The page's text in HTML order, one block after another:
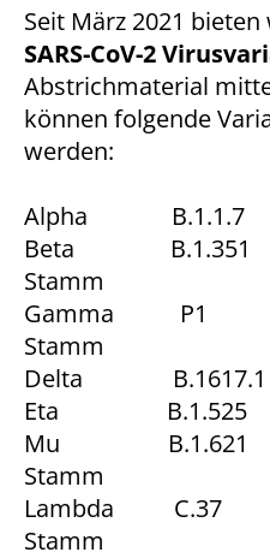
Seit März 2021
SARS-CoV-2
Abstrichmaterial
können folgende
werden:
Alpha B.1.1.7
Beta B.1.351
Stamm
Gamma P1
Stamm
Delta B.1617.1
Eta B.1.525
Mu B.1.621
Stamm
Lambda C.37
Stamm
Zweck:
Einverständnis-
Cookie Laufzeit:
1 Jahr
STATISTIK
Diese Informationen
unsere Besucher
Anbieter: